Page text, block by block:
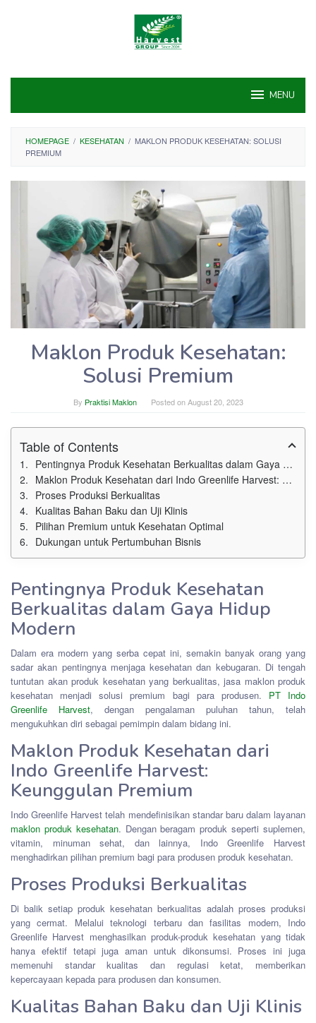
MENU
HOMEPAGE / KESEHATAN / MAKLON PRODUK KESEHATAN: SOLUSI
PREMIUM
Maklon Produk Kesehatan:
Solusi Premium
By Praktisi Maklon Posted onAugust 20, 2023
Table of Contents
Pentingnya Produk Kesehatan Berkualitas dalam Gaya Hidup Modern
Maklon Produk Kesehatan dari Indo Greenlife Harvest: Keunggulan Premium
Proses Produksi Berkualitas
Kualitas Bahan Baku dan Uji Klinis
Pilihan Premium untuk Kesehatan Optimal
Dukungan untuk Pertumbuhan Bisnis
Pentingnya Produk Kesehatan
Berkualitas dalam Gaya Hidup
Modern
Dalam era modern yang serba cepat ini, semakin banyak orang yang
sadar akan pentingnya menjaga kesehatan dan kebugaran. Di tengah
tuntutan akan produk kesehatan yang berkualitas, jasa maklon produk
kesehatan menjadi solusi premium bagi para produsen. PT Indo
Greenlife Harvest, dengan pengalaman puluhan tahun, telah
mengukuhkan diri sebagai pemimpin dalam bidang ini.
Maklon Produk Kesehatan dari
Indo Greenlife Harvest:
Keunggulan Premium
Indo Greenlife Harvest telah mendefinisikan standar baru dalam layanan
maklon produk kesehatan. Dengan beragam produk seperti suplemen,
vitamin, minuman sehat, dan lainnya, Indo Greenlife Harvest
menghadirkan pilihan premium bagi para produsen produk kesehatan.
Proses Produksi Berkualitas
Di balik setiap produk kesehatan berkualitas adalah proses produksi
yang cermat. Melalui teknologi terbaru dan fasilitas modern, Indo
Greenlife Harvest menghasilkan produk-produk kesehatan yang tidak
hanya efektif tetapi juga aman untuk dikonsumsi. Proses ini juga
memenuhi standar kualitas dan regulasi ketat, memberikan
kepercayaan kepada para produsen dan konsumen.
Kualitas Bahan Baku dan Uji Klinis